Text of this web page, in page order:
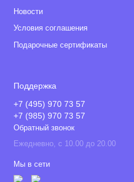
Новости
Условия соглашения
Подарочные сертификаты
Поддержка
+7 (495) 970 73 57
+7 (985) 970 73 57
Обратный звонок
Ежедневно, с 10.00 до 20.00
Мы в сети